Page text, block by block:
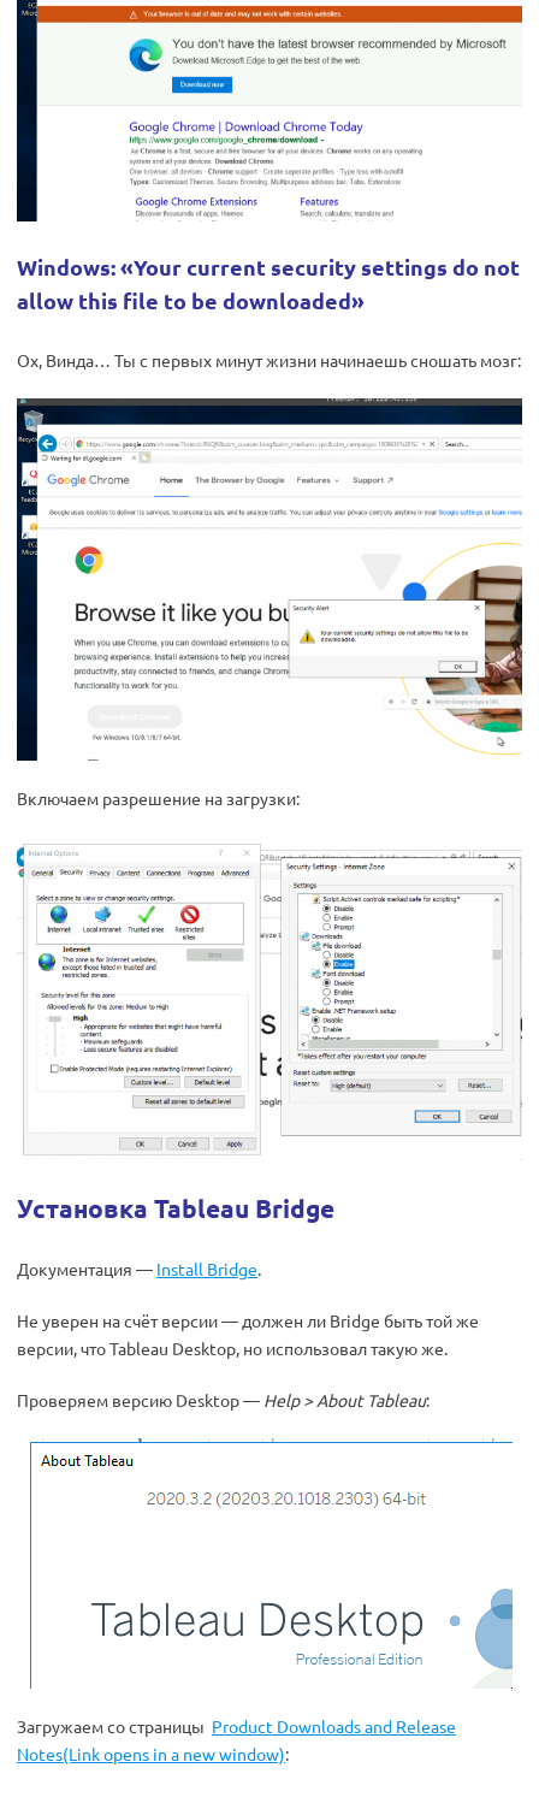
Windows: «Your current security settings do not
allow this file to be downloaded»
Ох, Винда… Ты с первых минут жизни начинаешь сношать мозг:
Включаем разрешение на загрузки:
Установка Tableau Bridge
Документация — Install Bridge.
Не уверен на счёт версии — должен ли Bridge быть той же
версии, что Tableau Desktop, но использовал такую же.
Проверяем версию Desktop — Help > About Tableau:
Загружаем со страницы Product Downloads and Release
Notes(Link opens in a new window):